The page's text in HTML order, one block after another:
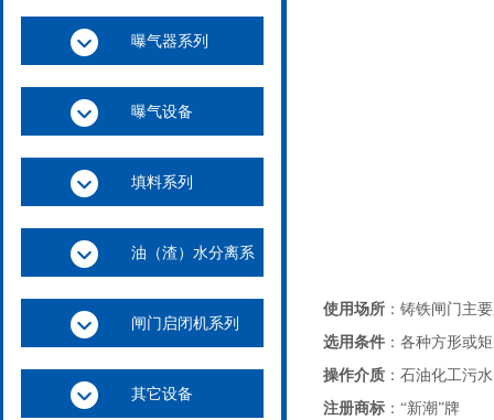
曝气器系列
曝气设备
填料系列
油（渣）水分离系
列
闸门启闭机系列
其它设备
使用场所 ：铸铁闸门主
选用条件 ：各种方形或
操作介质 ：石油化工污
注册商标 ：“新潮”牌